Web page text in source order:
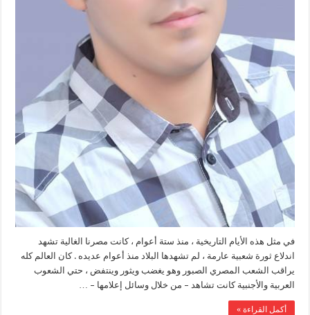
في مثل هذه الأيام التاريخية ، منذ ستة أعوام ، كانت مصرنا الغالية تشهد
اندلاع ثورة شعبية عارمة ، لم تشهدها البلاد منذ أعوام عديده . كان العالم كله
يراقب الشعب المصري الصبور وهو يغضب ويثور وينتفض ، حتي الشعوب
العربية والأجنبية كانت تشاهد – من خلال وسائل إعلامها – …
أكمل القراءة »